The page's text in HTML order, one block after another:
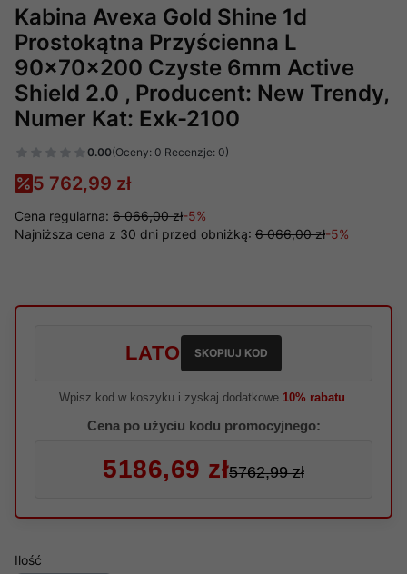
Kabina Avexa Gold Shine 1d
Prostokątna Przyścienna L
90x70x200 Czyste 6mm Active
Shield 2.0 , Producent: New Trendy,
Numer Kat: Exk-2100
0.00(Oceny: 0 Recenzje: 0)
5 762,99 zł
Cena regularna: 6 066,00 zł-5%
Najniższa cena z 30 dni przed obniżką: 6 066,00 zł-5%
LATO SKOPIUJ KOD
Wpisz kod w koszyku i zyskaj dodatkowe 10% rabatu
Cena po użyciu kodu promocyjnego:
5186,69 zł5762,99 zł
Ilość